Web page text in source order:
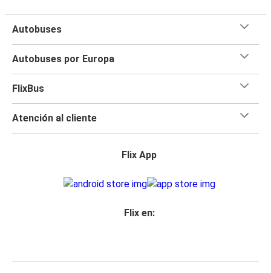
Autobuses
Autobuses por Europa
FlixBus
Atención al cliente
Flix App
Flix en: